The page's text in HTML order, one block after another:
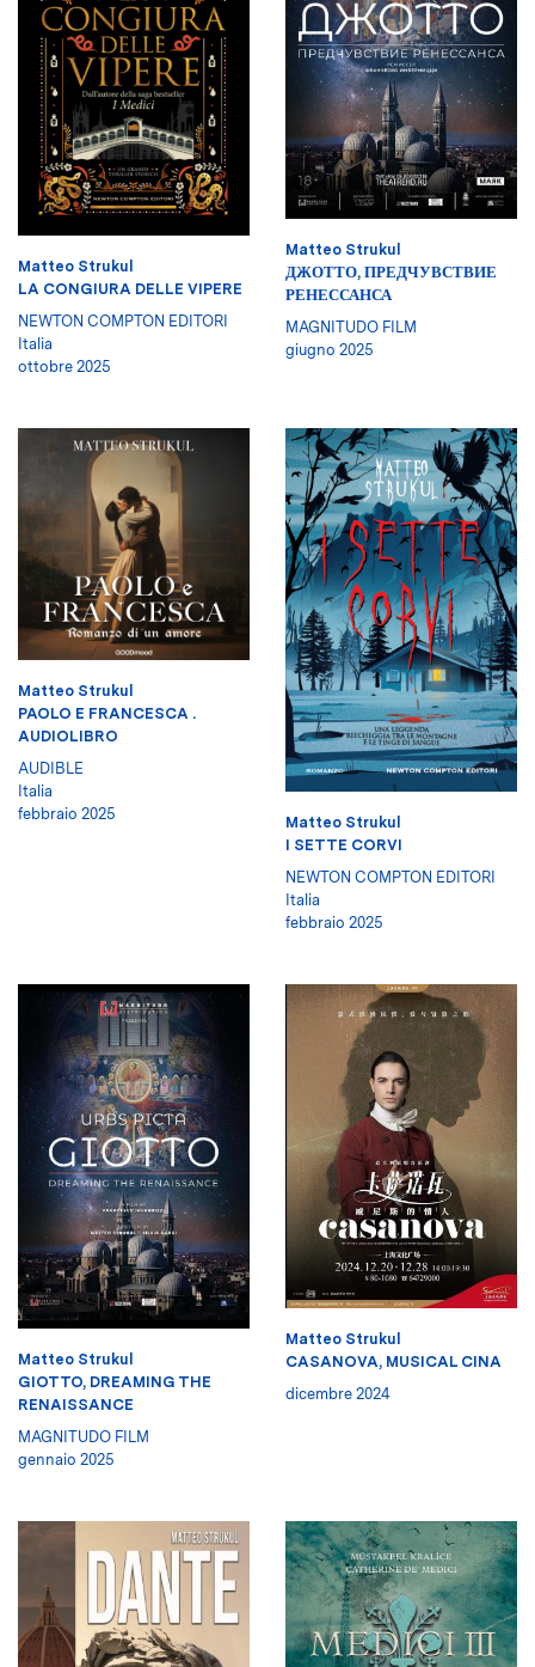
Matteo Strukul
LA CONGIURA DELLE VIPERE
NEWTON COMPTON EDITORI
Italia
ottobre 2025
Matteo Strukul
ДЖОТТО, ПРЕДЧУВСТВИЕ
РЕНЕССАНСА
MAGNITUDO FILM
giugno 2025
Matteo Strukul
PAOLO E FRANCESCA .
AUDIOLIBRO
AUDIBLE
Italia
febbraio 2025
Matteo Strukul
I SETTE CORVI
NEWTON COMPTON EDITORI
Italia
febbraio 2025
Matteo Strukul
GIOTTO, DREAMING THE
RENAISSANCE
MAGNITUDO FILM
gennaio 2025
Matteo Strukul
CASANOVA, MUSICAL CINA
dicembre 2024